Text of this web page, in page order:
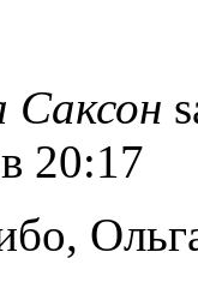
Саксон
в 20:17